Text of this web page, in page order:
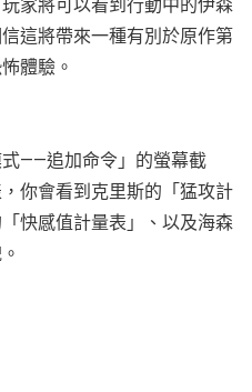
家將可以看到行動中的伊森
這將帶來一種有別於原作第
體驗。
——追加命令」的螢幕截
你會看到克里斯的「猛攻計
快感值計量表」、以及海森